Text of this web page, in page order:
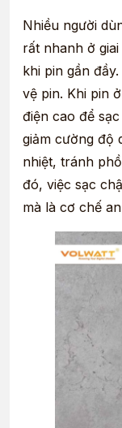
Nhiều người
rất nhanh ở
khi pin gần
vệ pin. Khi pin
điện cao để
giảm cường độ
nhiệt, tránh
đó, việc sạc
mà là cơ chế